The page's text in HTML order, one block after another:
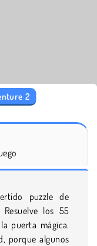
2
puzzle de
Resuelve los 55
puerta mágica.
porque algunos